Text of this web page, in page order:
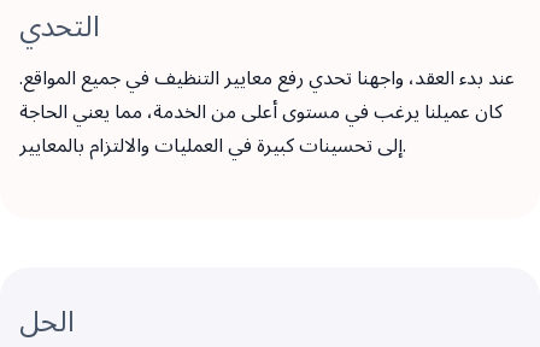
التحدي
عند بدء العقد، واجهنا تحدي رفع معايير التنظيف في جميع المواقع.
كان عميلنا يرغب في مستوى أعلى من الخدمة، مما يعني الحاجة
إلى تحسينات كبيرة في العمليات والالتزام بالمعايير.
الحل